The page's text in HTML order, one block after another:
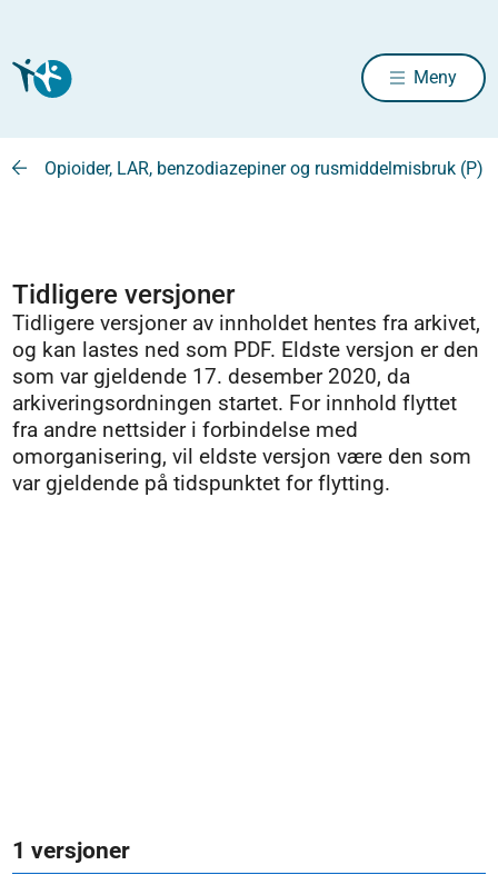
Meny
Opioider, LAR, benzodiazepiner og rusmiddelmisbruk (P)
Tidligere versjoner
Tidligere versjoner av innholdet hentes fra arkivet,
og kan lastes ned som PDF. Eldste versjon er den
som var gjeldende 17. desember 2020, da
arkiveringsordningen startet. For innhold flyttet
fra andre nettsider i forbindelse med
omorganisering, vil eldste versjon være den som
var gjeldende på tidspunktet for flytting.
1 versjoner